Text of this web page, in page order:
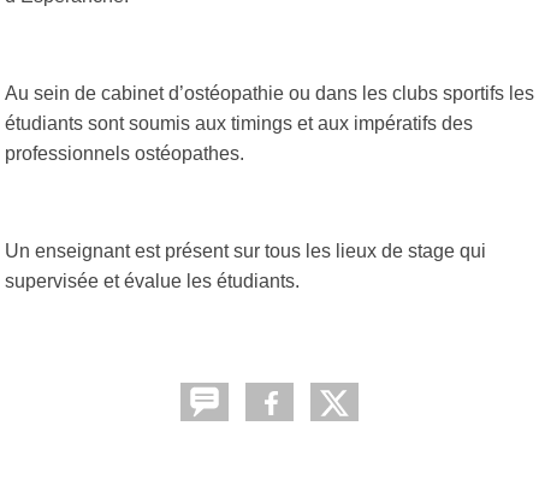
Au sein de cabinet d’ostéopathie ou dans les clubs sportifs les
étudiants sont soumis aux timings et aux impératifs des
professionnels ostéopathes.
Un enseignant est présent sur tous les lieux de stage qui
supervisée et évalue les étudiants.